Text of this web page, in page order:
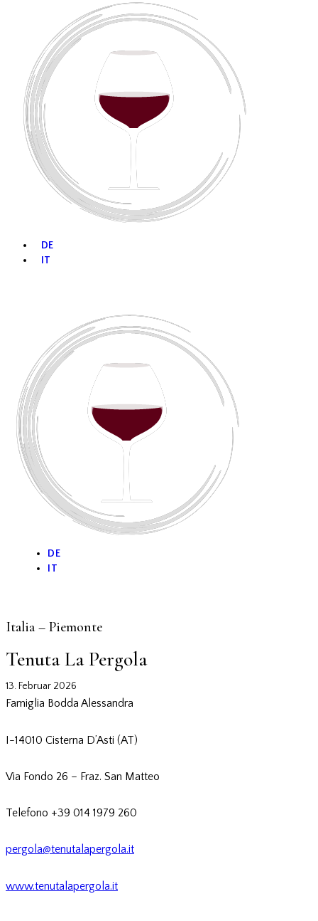
DE
IT
DE
IT
Italia – Piemonte
Tenuta La Pergola
13. Februar 2026
Famiglia Bodda Alessandra
I-14010 Cisterna D’Asti (AT)
Via Fondo 26 – Fraz. San Matteo
Telefono +39 014 1979 260
pergola@tenutalapergola.it
www.tenutalapergola.it